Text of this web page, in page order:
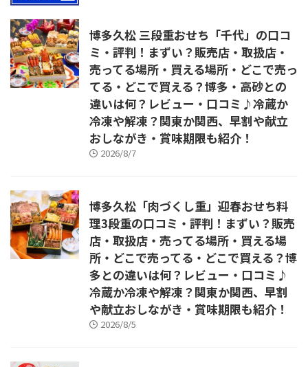
博多久松 三段重おせち「千代」の口コ
ミ・評判！まずい？販売店・取扱店・
売ってる場所・買える場所・どこで売っ
てる・どこで買える？博多・高砂との
違いは何？レビュー・口コミ♪冷蔵か
冷凍や解凍？関東か関西、早割や献立
おしながき・賞味期限も紹介！
2026/8/7
博多久松「肉づくし重」迎春おせち料
理3段重の口コミ・評判！まずい？販売
店・取扱店・売ってる場所・買える場
所・どこで売ってる・どこで買える？博
多との違いは何？レビュー・口コミ♪
冷蔵か冷凍や解凍？関東か関西、早割
や献立おしながき・賞味期限も紹介！
2026/8/5